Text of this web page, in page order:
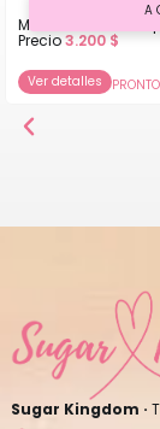
Molde de Silicona
Precio3.200$
Ver detalles
Sugar Kingdom ·